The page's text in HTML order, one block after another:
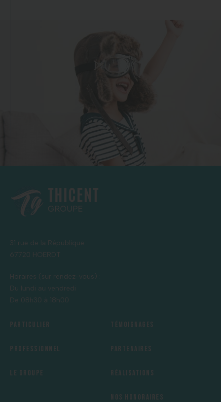
31 rue de la République
67720 HOERDT
Horaires (sur rendez-vous) :
Du lundi au vendredi
De 08h30 à 18h00
Particulier
Professionnel
Le groupe
Témoignages
Partenaires
Réalisations
Nos honoraires